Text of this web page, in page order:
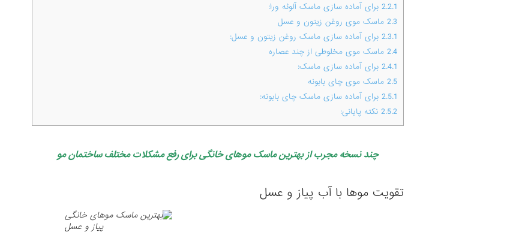
2.2.1 برای آماده سازی ماسک آلوئه ورا:
2.3 ماسک موی روغن زیتون و عسل
2.3.1 برای آماده سازی ماسک روغن زیتون و عسل:
2.4 ماسک موی مخلوطی از چند عصاره
2.4.1 برای آماده سازی ماسک:
2.5 ماسک موی چای بابونه
2.5.1 برای آماده سازی ماسک چای بابونه:
2.5.2 نکته پایانی:
چند نسخه مجرب از بهترین ماسک موهای خانگی برای رفع مشکلات مختلف ساختمان مو
تقویت موها با آب پیاز و عسل
پیاز و عسل